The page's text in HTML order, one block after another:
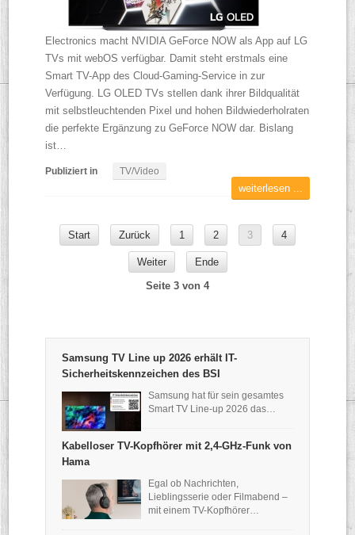
Electronics macht NVIDIA GeForce NOW als App auf LG
TVs mit webOS verfügbar. Damit steht erstmals eine
Smart TV-App des Cloud-Gaming-Service in zur
Verfügung. LG OLED TVs stellen dank ihrer Bildqualität
mit selbstleuchtenden Pixel und hohen Bildwiederholraten
die perfekte Ergänzung zu GeForce NOW dar. Bislang
ist…
Publiziert in TV/Video
weiterlesen ...
Start Zurück 1 2 3 4
Weiter
Ende
Seite 3 von 4
Samsung TV Line up 2026 erhält IT-
Sicherheitskennzeichen des BSI
Samsung hat für sein gesamtes
Smart TV Line-up 2026 das…
Kabelloser TV-Kopfhörer mit 2,4-GHz-Funk von
Hama
Egal ob Nachrichten,
Lieblingsserie oder Filmabend –
mit einem TV-Kopfhörer…